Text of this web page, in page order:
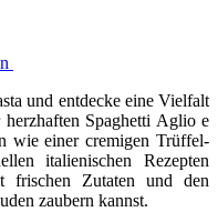
und entdecke eine Vielfalt
Spaghetti Aglio e
wie einer cremigen Trüffel-
italienischen Rezepten
frischen Zutaten und den
zaubern kannst.